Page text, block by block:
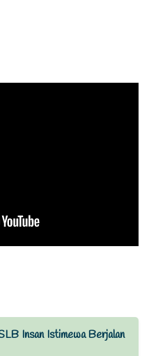
Insan Istimewa Berjalan